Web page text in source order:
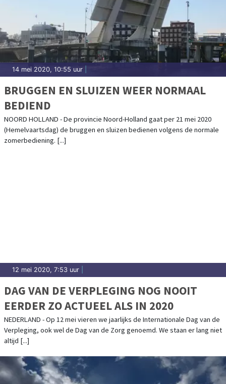
14 mei 2020, 10:55 uur
BRUGGEN EN SLUIZEN WEER NORMAAL
BEDIEND
NOORD HOLLAND - De provincie Noord-Holland gaat per 21 mei 2020
(Hemelvaartsdag) de bruggen en sluizen bedienen volgens de normale
zomerbediening. [...]
12 mei 2020, 7:53 uur
DAG VAN DE VERPLEGING NOG NOOIT
EERDER ZO ACTUEEL ALS IN 2020
NEDERLAND - Op 12 mei vieren we jaarlijks de Internationale Dag van de
Verpleging, ook wel de Dag van de Zorg genoemd. We staan er lang niet
altijd [...]